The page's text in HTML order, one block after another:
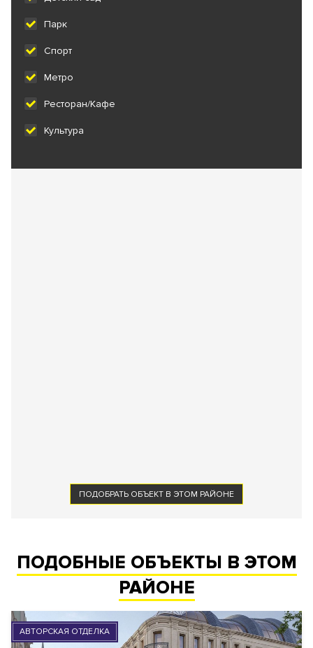
Парк
Спорт
Метро
Ресторан/Кафе
Культура
ПОДОБРАТЬ ОБЪЕКТ В ЭТОМ РАЙОНЕ
ПОДОБНЫЕ ОБЪЕКТЫ В ЭТОМ
РАЙОНЕ
АВТОРСКАЯ ОТДЕЛКА